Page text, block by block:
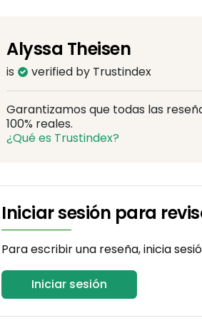
Alyssa Theisen
is verified by Trustindex
Garantizamos que todas las
100% reales.
¿Qué es Trustindex?
Iniciar sesión para
Para escribir una reseña, inicia
Iniciar sesión